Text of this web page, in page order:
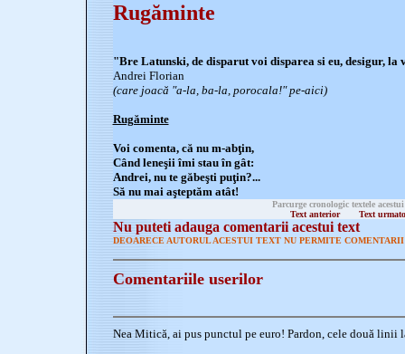
Rugăminte
"Bre Latunski, de disparut voi disparea si eu, desigur, la
Andrei Florian
(care joacă "a-la, ba-la, porocala!" pe-aici)
Rugăminte
Voi comenta, că nu m-abţin,
Când leneşii îmi stau în gât:
Andrei, nu te găbeşti puţin?...
Să nu mai aşteptăm atât!
Parcurge cronologic textele
Text anterior
Text
Nu puteti adauga comentarii acestui text
DEOARECE AUTORUL ACESTUI TEXT NU PERMITE
Comentariile userilor
Nea Mitică, ai pus punctul pe euro! Pardon, cele două linii